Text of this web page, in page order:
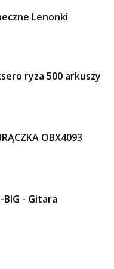
Lenonki
ryza 500 arkuszy
OBX4093
BIG - Gitara